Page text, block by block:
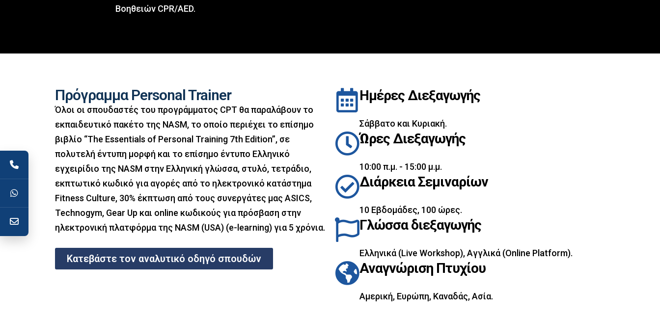
Βοηθειών CPR/AED.
Πρόγραμμα Personal Trainer
Όλοι οι σπουδαστές του προγράμματος CPT θα παραλάβουν το
εκπαιδευτικό πακέτο της NASM, το οποίο περιέχει το επίσημο
βιβλίο “The Essentials of Personal Training 7th Edition”, σε
πολυτελή έντυπη μορφή και το επίσημο έντυπο Ελληνικό
εγχειρίδιο της NASM στην Ελληνική γλώσσα, στυλό, τετράδιο,
εκπτωτικό κωδικό για αγορές από το ηλεκτρονικό κατάστημα
Fitness Culture, 30% έκπτωση από τους συνεργάτες μας ASICS,
Technogym, Gear Up και online κωδικούς για πρόσβαση στην
ηλεκτρονική πλατφόρμα της NASM (USA) (e-learning) για 5 χρόνια.
Κατεβάστε τον αναλυτικό οδηγό σπουδών
Hμέρες Διεξαγωγής
Σάββατο και Κυριακή.
Ώρες Διεξαγωγής
10:00 π.μ. - 15:00 μ.μ.
Διάρκεια Σεμιναρίων
10 Εβδομάδες, 100 ώρες.
Γλώσσα διεξαγωγής
Ελληνικά (Live Workshop), Αγγλικά (Online Platform).
Αναγνώριση Πτυχίου
Αμερική, Ευρώπη, Καναδάς, Ασία.